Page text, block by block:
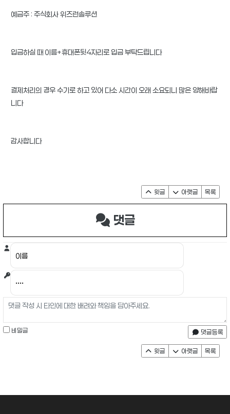
예금주 : 주식회사 위즈런솔루션
입금하실 때 이름+휴대폰뒷4자리로 입금 부탁드립니다
결제처리의 경우 수기로 하고 있어 다소 시간이 오래 소요되니 많은 양해바랍
니다
감사합니다
윗글 아랫글 목록
댓글
비밀글 댓글등록
윗글 아랫글 목록